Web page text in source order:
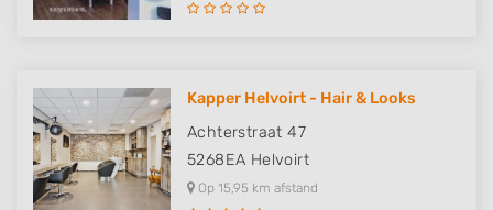
Kapper Helvoirt - Hair & Looks
Achterstraat 47
5268EA Helvoirt
Op 15,95 km afstand